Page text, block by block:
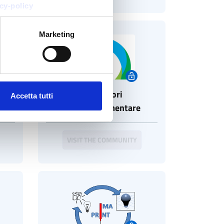
policy
Marketing
Accetta tutti
Innovatori
dell'agroalimentare
VISIT THE COMMUNITY